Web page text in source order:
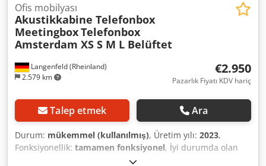
Langenfeld (Rheinland)
2.579 km
Ofis mobilyası
Akustikkabine Telefonbox
MeetingboxTelefonbox
Amsterdam XS S M L Belüftet
€2.950
Pazarlık Fiyatı KDV hariç
Talep etmek Ara
Durum: mükemmel (kullanılmış), Üretim yılı: 2023,
Fonksiyonellik: tamamen fonksiyonel, İyi durumda olan
çeşitli, yüksek kaliteli konferans kabinleri/toplantı